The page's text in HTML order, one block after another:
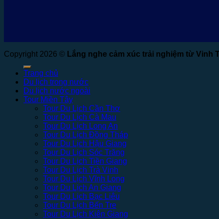
Copyright 2026 © Lắng nghe cảm xúc trải nghiệm từ Vinh
Trang chủ
Du lịch trong nước
Du lịch nước ngoài
Tour Miền Tây
Tour Du Lịch Cần Thơ
Tour Du Lịch Cà Mau
Tour Du Lịch Long An
Tour Du Lịch Đồng Tháp
Tour Du Lịch Hậu Giang
Tour Du Lịch Sóc Trăng
Tour Du Lịch Tiền Giang
Tour Du Lịch Trà Vinh
Tour Du Lịch Vĩnh Long
Tour Du Lịch An Giang
Tour Du Lịch Bạc Liêu
Tour Du Lịch Bến Tre
Tour Du Lịch Kiên Giang